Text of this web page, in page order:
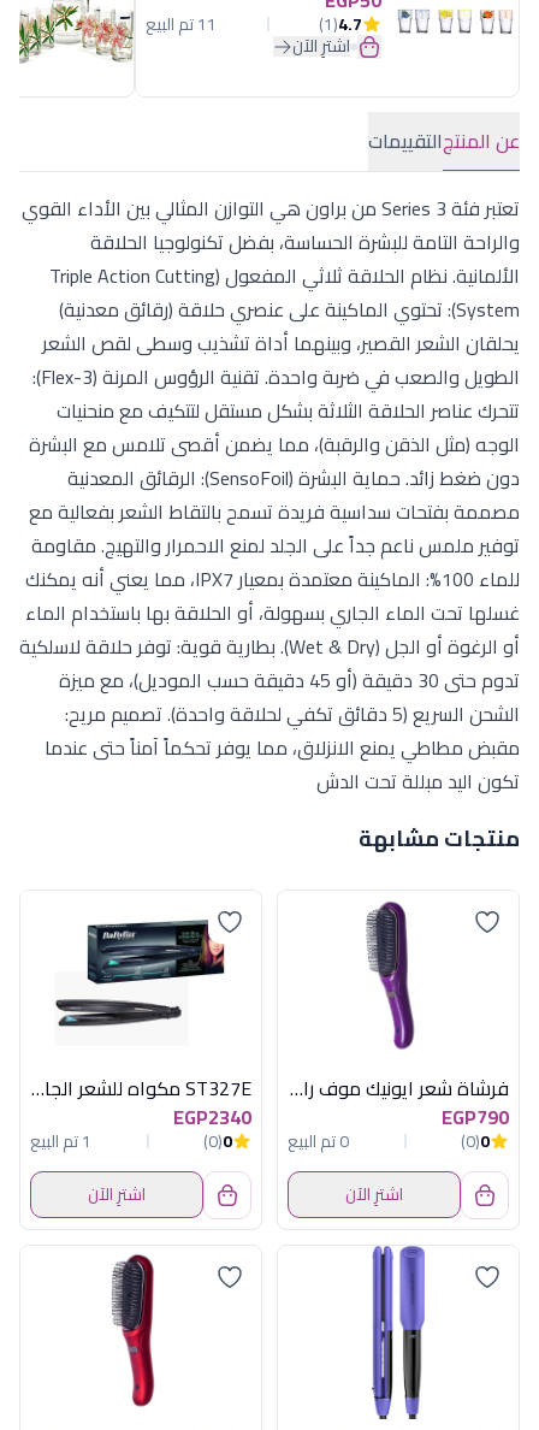
4.7
(1) 11 تم البيع
اشترِ الآن
عن المنتجالتقييمات
تعتبر فئة Series 3 من براون هي التوازن المثالي بين الأداء القوي
والراحة التامة للبشرة الحساسة، بفضل تكنولوجيا الحلاقة
الألمانية. نظام الحلاقة ثلاثي المفعول (Triple Action Cutting
System): تحتوي الماكينة على عنصري حلاقة (رقائق معدنية)
يحلقان الشعر القصير، وبينهما أداة تشذيب وسطى لقص الشعر
الطويل والصعب في ضربة واحدة. تقنية الرؤوس المرنة (3-Flex):
تتحرك عناصر الحلاقة الثلاثة بشكل مستقل لتتكيف مع منحنيات
الوجه (مثل الذقن والرقبة)، مما يضمن أقصى تلامس مع البشرة
دون ضغط زائد. حماية البشرة (SensoFoil): الرقائق المعدنية
مصممة بفتحات سداسية فريدة تسمح بالتقاط الشعر بفعالية مع
توفير ملمس ناعم جداً على الجلد لمنع الاحمرار والتهيج. مقاومة
للماء 100%: الماكينة معتمدة بمعيار IPX7، مما يعني أنه يمكنك
غسلها تحت الماء الجاري بسهولة، أو الحلاقة بها باستخدام الماء
أو الرغوة أو الجل (Wet & Dry). بطارية قوية: توفر حلاقة لاسلكية
تدوم حتى 30 دقيقة (أو 45 دقيقة حسب الموديل)، مع ميزة
الشحن السريع (5 دقائق تكفي لحلاقة واحدة). تصميم مريح:
مقبض مطاطي يمنع الانزلاق، مما يوفر تحكماً آمناً حتى عندما
تكون اليد مبللة تحت الدش
منتجات مشابهة
فرشاة شعر ايونيك موف راش براش
EGP790
0
(0)
0 تم البيع
اشترِ الآن
ST327E مكواه للشعر الجاف والرطب
EGP2340
0
(0)
1 تم البيع
اشترِ الآن